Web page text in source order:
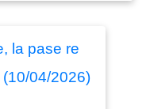
la pase re
04/2026)